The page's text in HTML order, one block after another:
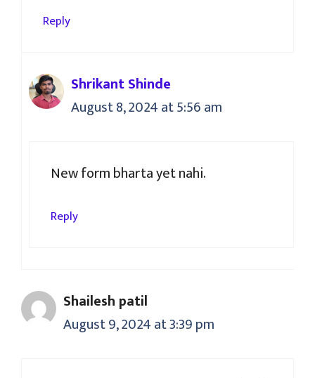
Reply
Shrikant Shinde
August 8, 2024 at 5:56 am
New form bharta yet nahi.
Reply
Shailesh patil
August 9, 2024 at 3:39 pm